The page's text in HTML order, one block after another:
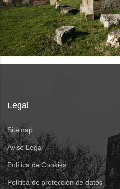
Legal
Sitemap
Aviso Legal
Política de Cookies
Política de protección de datos